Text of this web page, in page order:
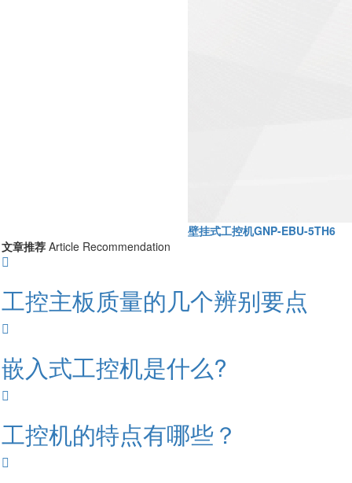
壁挂式工控机GNP-EBU-5TH6
文章推荐 Article Recommendation
工控主板质量的几个辨别要点
嵌入式工控机是什么?
工控机的特点有哪些？